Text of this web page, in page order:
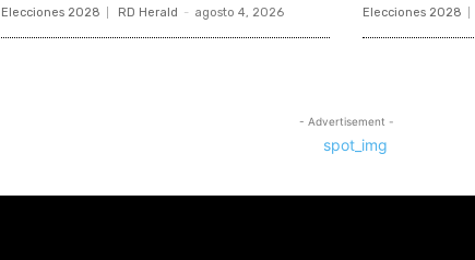
Elecciones 2028 RD Herald - agosto 4, 2026 Elecciones 2028
- Advertisement -